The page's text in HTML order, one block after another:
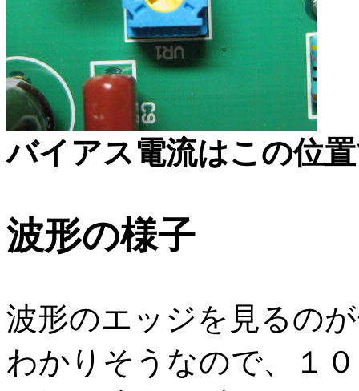
バイアス電流はこの位
波形の様子
波形のエッジを見るの
わかりそうなので、１